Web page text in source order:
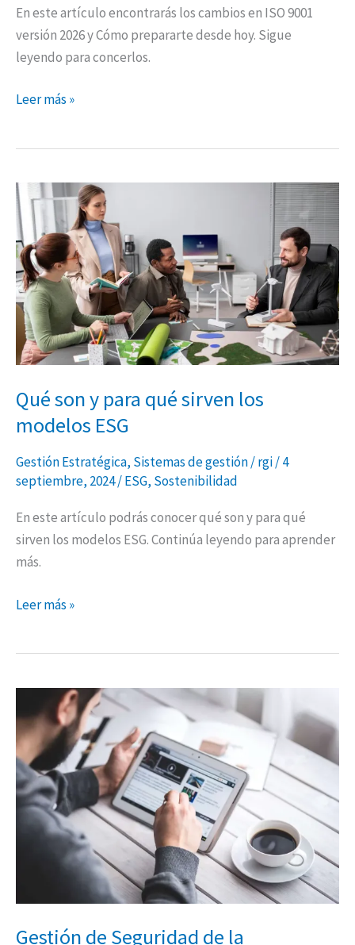
En este artículo encontrarás los cambios en ISO 9001
versión 2026 y Cómo prepararte desde hoy. Sigue
leyendo para concerlos.
Leer más »
Qué son y para qué sirven los
modelos ESG
Gestión Estratégica, Sistemas de gestión/rgi/4
septiembre, 2024/ESG, Sostenibilidad
En este artículo podrás conocer qué son y para qué
sirven los modelos ESG. Continúa leyendo para aprender
más.
Qué
son
y
para
qué
sirven
los
modelos
ESG
Leer más »
Gestión de Seguridad de la
Gestión
de
Seguridad
de
la
Información